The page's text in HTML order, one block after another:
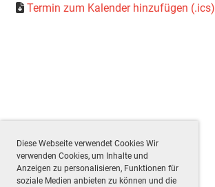
Diese Webseite verwendet Cookies Wir
verwenden Cookies, um Inhalte und
Anzeigen zu personalisieren, Funktionen für
soziale Medien anbieten zu können und die
Termin zum Kalender hinzufügen (.ics)